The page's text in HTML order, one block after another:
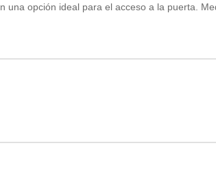
opción ideal para el acceso a la puerta.